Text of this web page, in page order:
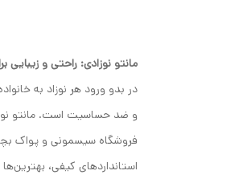
مانتو نوزادی: راحتی و
در بدو ورود هر نوزاد به
و ضد حساسیت است. مانتو
فروشگاه سیسمونی و پواک
استانداردهای کیفی،